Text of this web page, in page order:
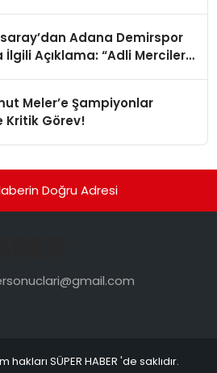
Adana Demirspor
İlgili Açıklama: “Adli Mercilere
Meler’e Şampiyonlar
Kritik Görev!
Doğru Adresi
SÜPER HABER 'de saklıdır.